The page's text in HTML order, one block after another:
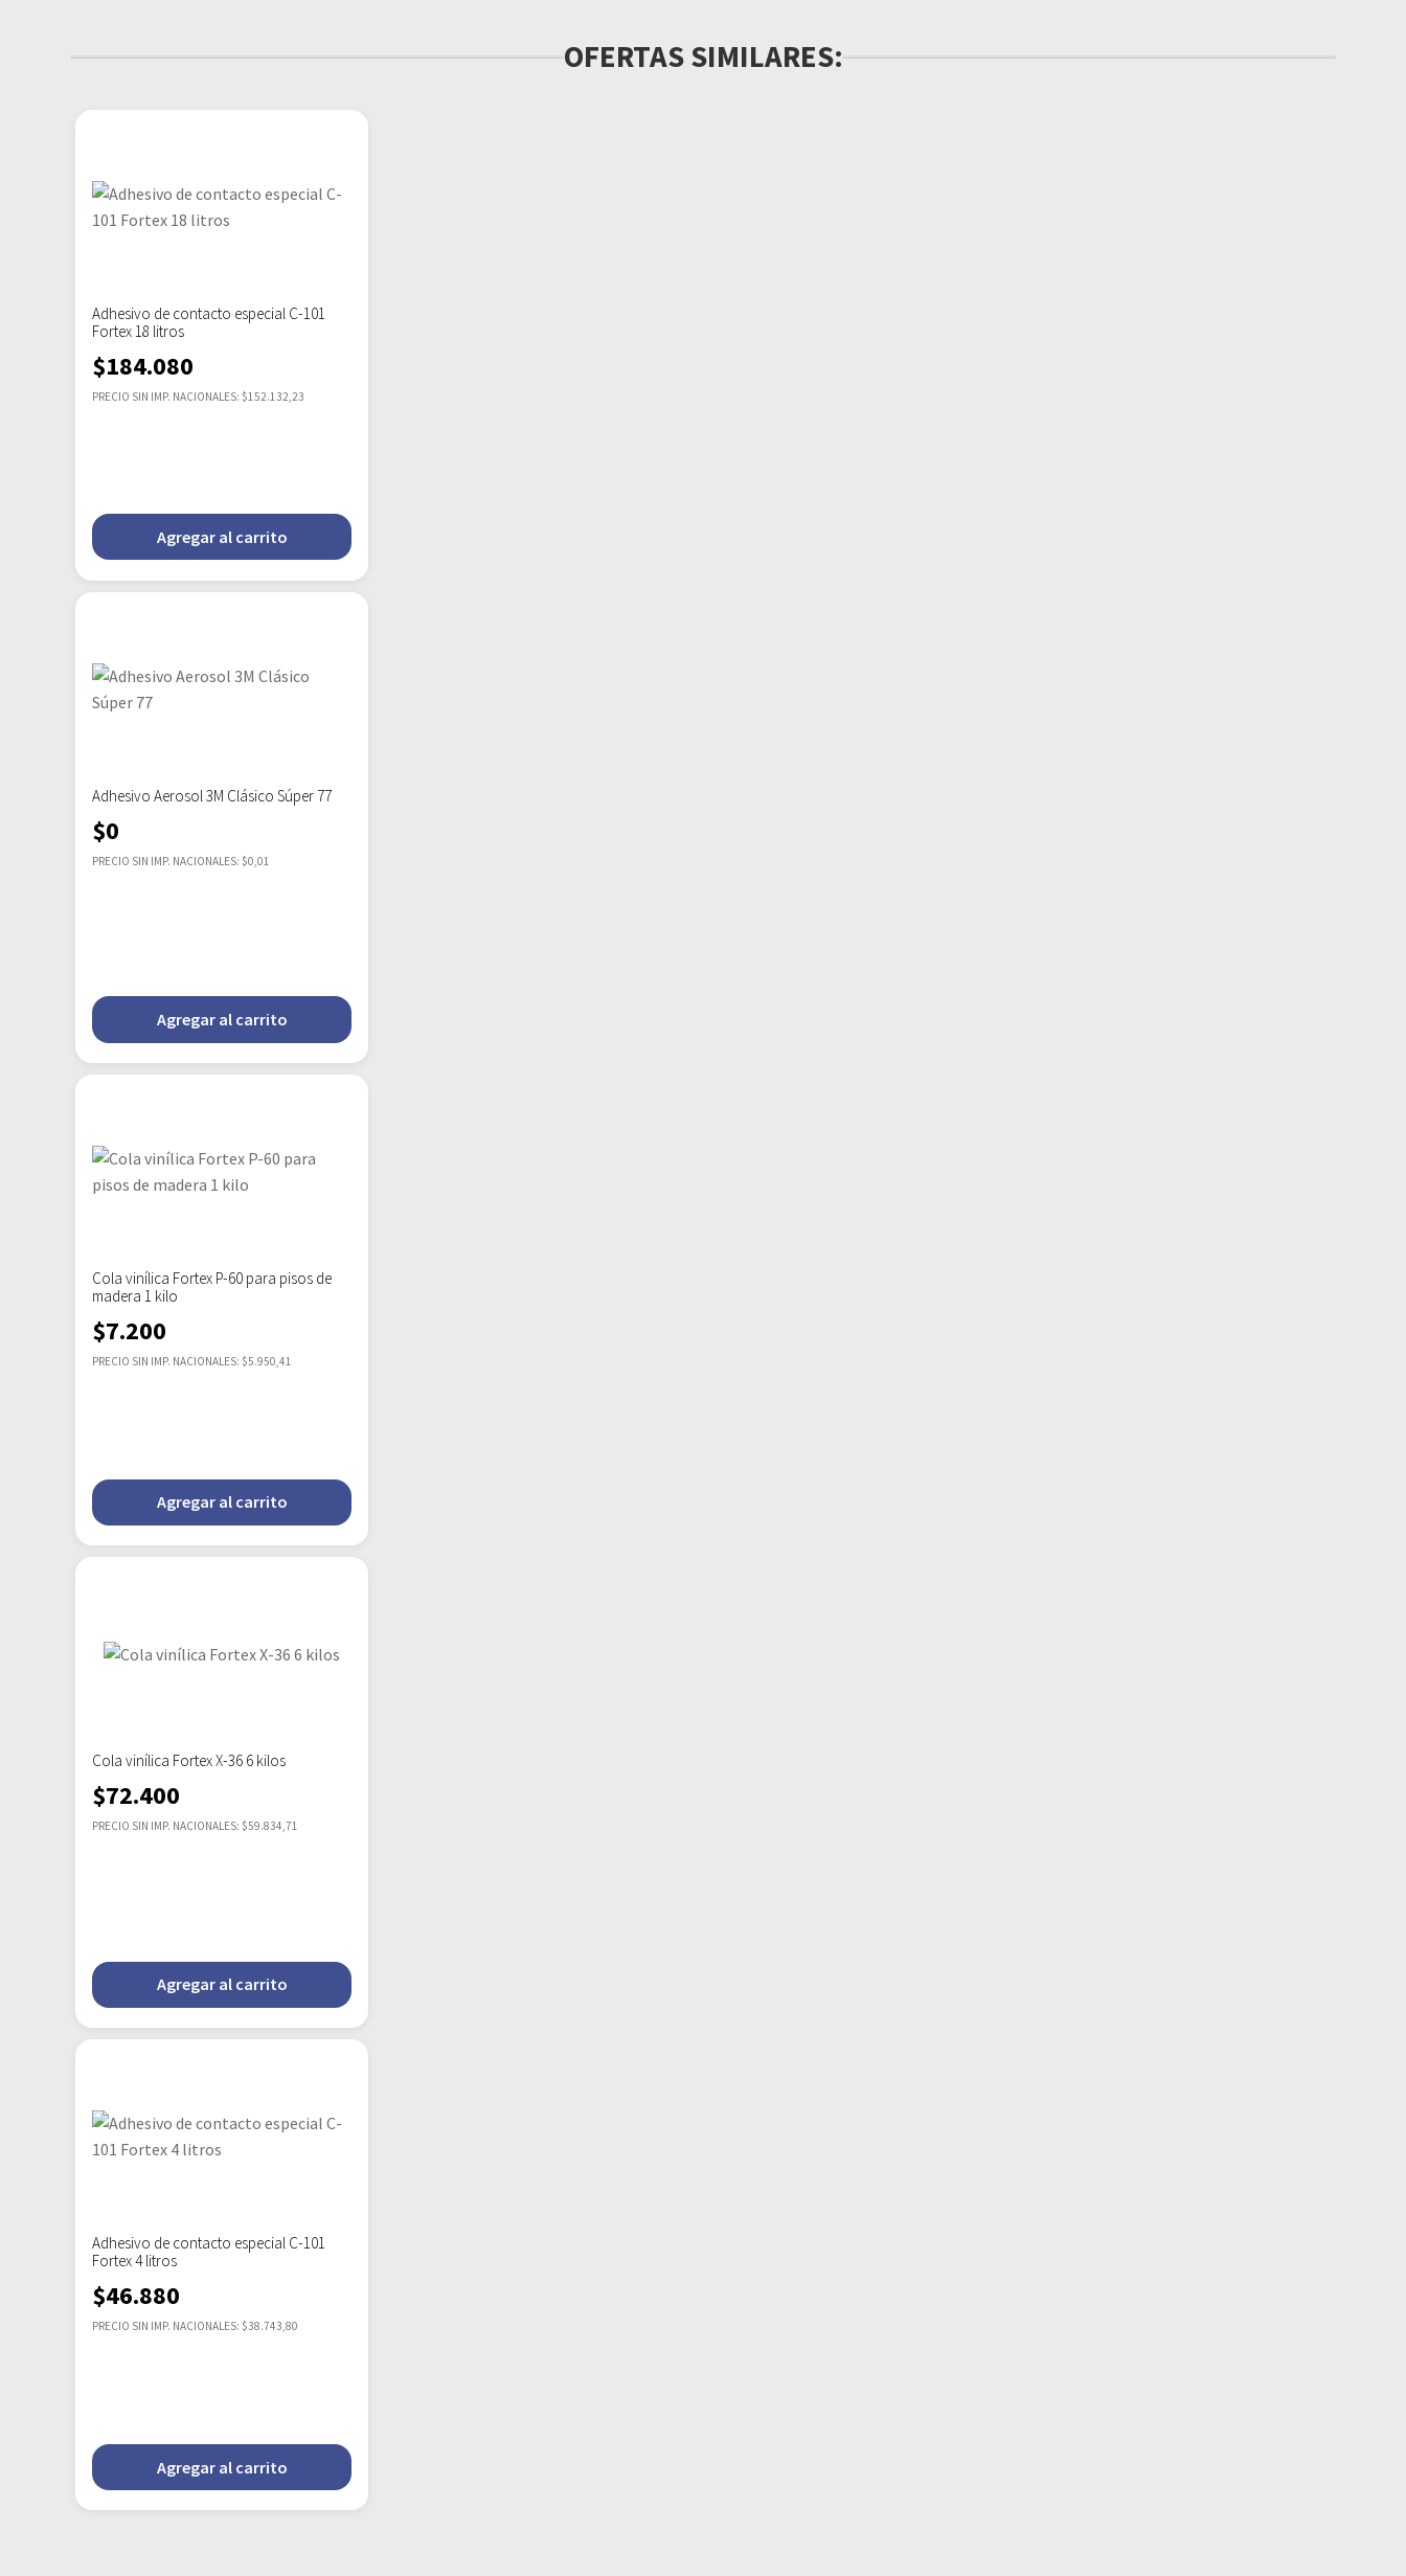
OFERTAS SIMILARES:
Adhesivo de contacto especial C-101
Fortex 18 litros
$184.080
PRECIO SIN IMP. NACIONALES: $152.132,23
Agregar al carrito
Adhesivo Aerosol 3M Clásico Súper 77
$0
PRECIO SIN IMP. NACIONALES: $0,01
Agregar al carrito
Cola vinílica Fortex P-60 para pisos de
madera 1 kilo
$7.200
PRECIO SIN IMP. NACIONALES: $5.950,41
Agregar al carrito
Cola vinílica Fortex X-36 6 kilos
$72.400
PRECIO SIN IMP. NACIONALES: $59.834,71
Agregar al carrito
Adhesivo de contacto especial C-101
Fortex 4 litros
$46.880
PRECIO SIN IMP. NACIONALES: $38.743,80
Agregar al carrito